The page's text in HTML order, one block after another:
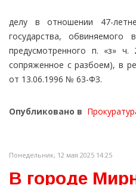
делу в отношении 47-
государства, обвиняемого
предусмотренного п. «з»
сопряженное с разбоем), в
от 13.06.1996 № 63-ФЗ.
Опубликовано в
Понедельник, 12 мая 2025 14:25
В городе